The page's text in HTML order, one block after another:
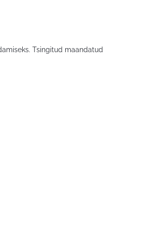
Tsingitud maandatud